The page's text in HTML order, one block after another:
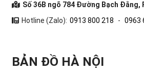
Số 36B ngõ 784 Đường Bạch Đằng,
Hotline (Zalo): 0913 800 218 - 0963
BẢN ĐỒ HÀ NỘI